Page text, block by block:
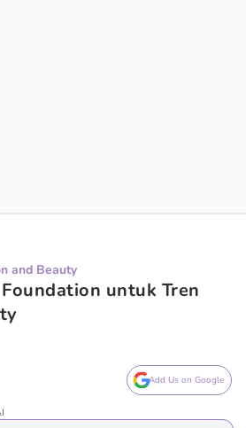
and Beauty
untuk Tren
Add Us on Google